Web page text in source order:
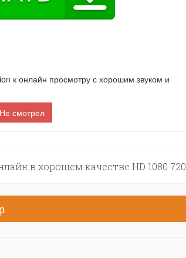
к онлайн просмотру с хорошим звуком и
Не смотрел
в хорошем качестве HD 1080 720